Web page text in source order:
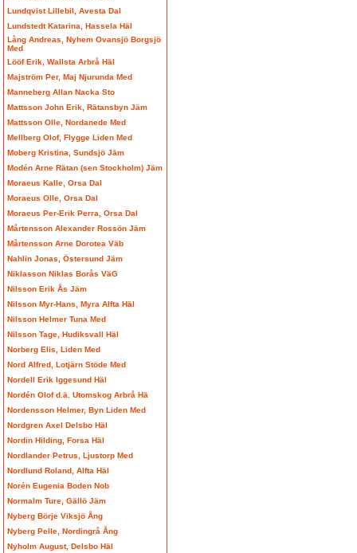
Lundqvist Lillebil, Avesta Dal
Lundstedt Katarina, Hassela Häl
Lång Andreas, Nyhem Ovansjö Borgsjö
Med
Lööf Erik, Wallsta Arbrå Häl
Majström Per, Maj Njurunda Med
Manneberg Allan Nacka Sto
Mattsson John Erik, Rätansbyn Jäm
Mattsson Olle, Nordanede Med
Mellberg Olof, Flygge Liden Med
Moberg Kristina, Sundsjö Jäm
Modén Arne Rätan (sen Stockholm) Jäm
Moraeus Kalle, Orsa Dal
Moraeus Olle, Orsa Dal
Moraeus Per-Erik Perra, Orsa Dal
Mårtensson Alexander Rossön Jäm
Mårtensson Arne Dorotea Väb
Nahlin Jonas, Östersund Jäm
Niklasson Niklas Borås VäG
Nilsson Erik Ås Jäm
Nilsson Myr-Hans, Myra Alfta Häl
Nilsson Helmer Tuna Med
Nilsson Tage, Hudiksvall Häl
Norberg Elis, Liden Med
Nord Alfred, Lotjärn Stöde Med
Nordell Erik Iggesund Häl
Nordén Olof d.ä. Utomskog Arbrå Hä
Nordensson Helmer, Byn Liden Med
Nordgren Axel Delsbo Häl
Nordin Hilding, Forsa Häl
Nordlander Petrus, Ljustorp Med
Nordlund Roland, Alfta Häl
Norén Eugenia Boden Nob
Normalm Ture, Gällö Jäm
Nyberg Börje Viksjö Ång
Nyberg Pelle, Nordingrå Ång
Nyholm August, Delsbo Häl